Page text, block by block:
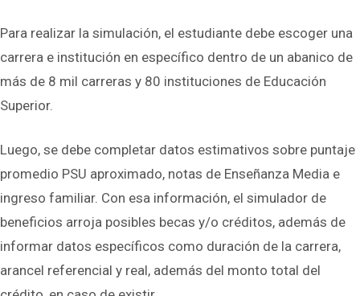
Para realizar la simulación, el estudiante debe escoger una
carrera e institución en específico dentro de un abanico de
más de 8 mil carreras y 80 instituciones de Educación
Superior.
Luego, se debe completar datos estimativos sobre puntaje
promedio PSU aproximado, notas de Enseñanza Media e
ingreso familiar. Con esa información, el simulador de
beneficios arroja posibles becas y/o créditos, además de
informar datos específicos como duración de la carrera,
arancel referencial y real, además del monto total del